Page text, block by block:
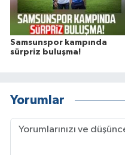
Samsunspor kampında
sürpriz buluşma!
Yorumlar